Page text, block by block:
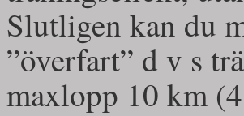
Slutligen kan du
”överfart” d v s
maxlopp 10 km